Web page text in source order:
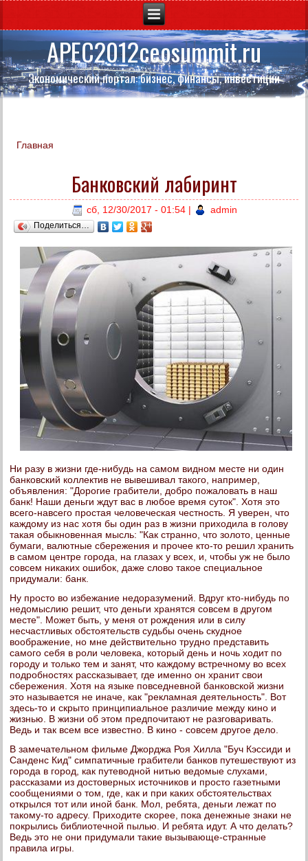
APEC2012ceosummit.ru
Экономический портал: бизнес, финансы, инвестиции
Вы здесь
Главная
Банковский лабиринт
сб, 12/30/2017 - 01:54| admin
Поделиться…
Ни разу в жизни где-нибудь на самом видном месте ни один
банковский коллектив не вывешивал такого, например,
объявления: "Дорогие грабители, добро пожаловать в наш
банк! Наши деньги ждут вас в любое время суток". Хотя это
всего-навсего простая человеческая честность. Я уверен, что
каждому из нас хотя бы один раз в жизни приходила в голову
такая обыкновенная мысль: "Как странно, что золото, ценные
бумаги, валютные сбережения и прочее кто-то решил хранить
в самом центре города, на глазах у всех, и, чтобы уж не было
совсем никаких ошибок, даже слово такое специальное
придумали: банк.
Ну просто во избежание недоразумений. Вдруг кто-нибудь по
недомыслию решит, что деньги хранятся совсем в другом
месте". Может быть, у меня от рождения или в силу
несчастливых обстоятельств судьбы очень скудное
воображение, но мне действительно трудно представить
самого себя в роли человека, который день и ночь ходит по
городу и только тем и занят, что каждому встречному во всех
подробностях рассказывает, где именно он хранит свои
сбережения. Хотя на языке повседневной банковской жизни
это называется не иначе, как "рекламная деятельность". Вот
здесь-то и скрыто принципиальное различие между кино и
жизнью. В жизни об этом предпочитают не разговаривать.
Ведь и так всем все известно. В кино - совсем другое дело.
В замечательном фильме Джорджа Роя Хилла "Буч Кэссиди и
Санденс Кид" симпатичные грабители банков путешествуют из
города в город, как путеводной нитью ведомые слухами,
рассказами из достоверных источников и просто газетными
сообщениями о том, где, как и при каких обстоятельствах
открылся тот или иной банк. Мол, ребята, деньги лежат по
такому-то адресу. Приходите скорее, пока денежные знаки не
покрылись библиотечной пылью. И ребята идут. А что делать?
Ведь это не они придумали такие вызывающе-странные
правила игры.